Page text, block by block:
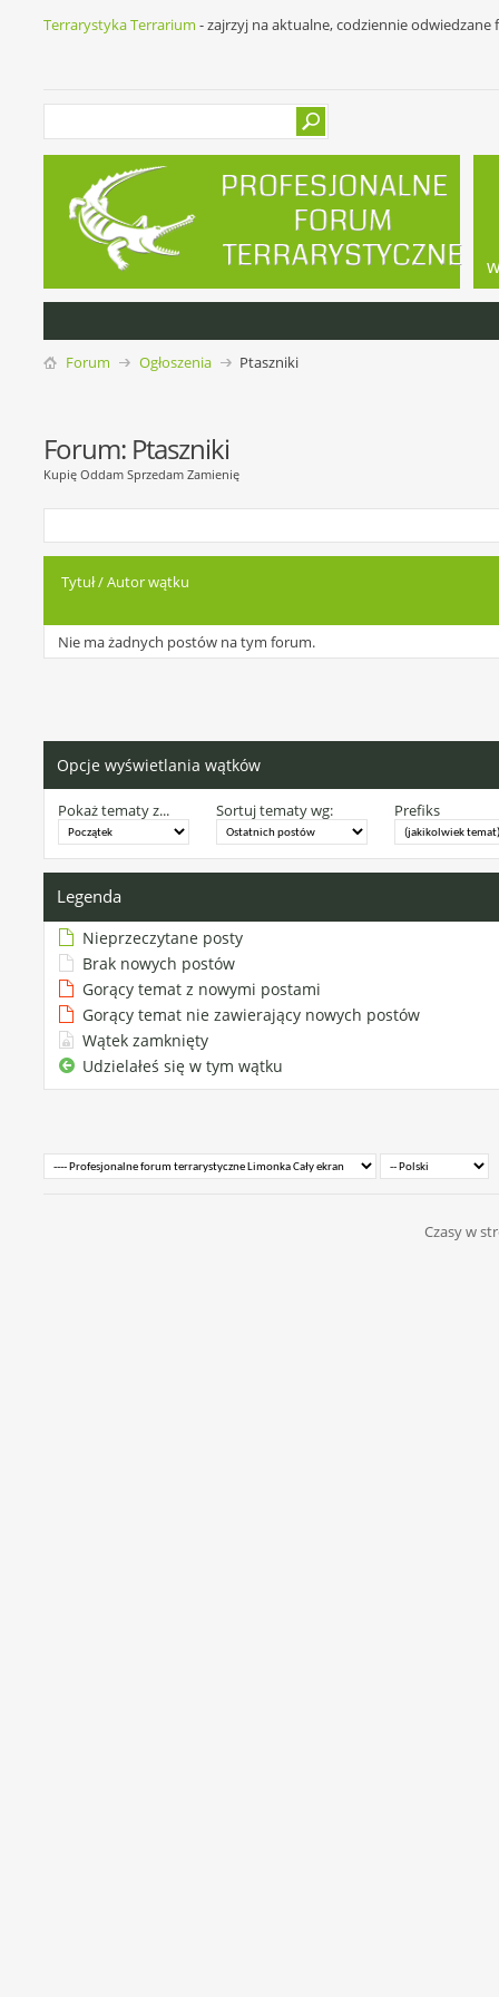
Terrarystyka Terrarium - zajrzyj na aktualne, codziennie
Forum Ogłoszenia Ptaszniki
Forum: Ptaszniki
Kupię Oddam Sprzedam Zamienię
Tytuł/Autor wątku
Nie ma żadnych postów na tym forum.
Opcje wyświetlania wątków
Pokaż tematy z... Sortuj tematy wg: Prefiks
Legenda
Nieprzeczytane posty
Brak nowych postów
Gorący temat z nowymi postami
Gorący temat nie zawierający nowych postów
Wątek zamknięty
Udzielałeś się w tym wątku
Czasy w